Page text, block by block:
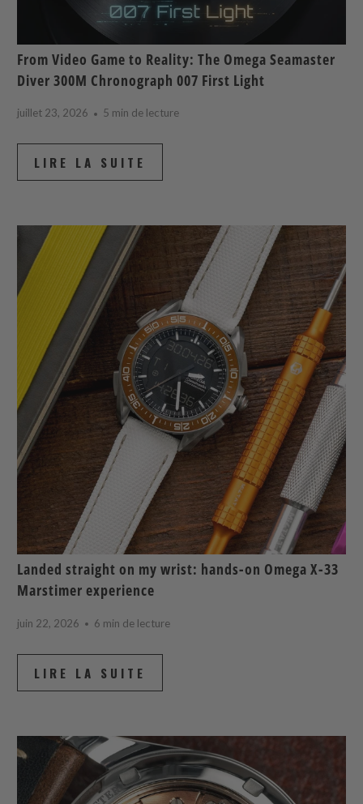
From Video Game to Reality: The Omega Seamaster
Diver 300M Chronograph 007 First Light
juillet 23, 2026 5 min de lecture
LIRE LA SUITE
Landed straight on my wrist: hands-on Omega X-33
Marstimer experience
juin 22, 2026 6 min de lecture
LIRE LA SUITE